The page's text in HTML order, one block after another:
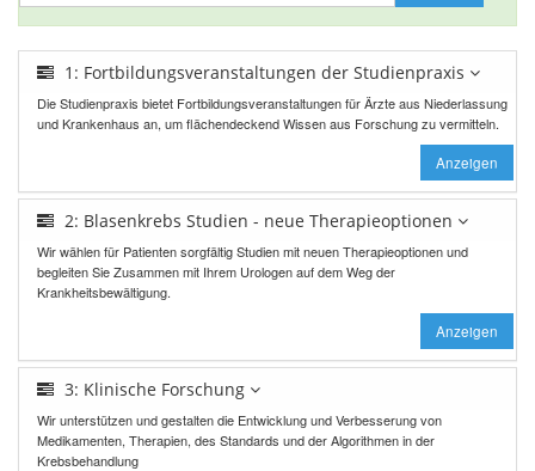
1: Fortbildungsveranstaltungen der Studienpraxis
Die Studienpraxis bietet Fortbildungsveranstaltungen für Ärzte aus Niederlassung
und Krankenhaus an, um flächendeckend Wissen aus Forschung zu vermitteln.
Anzeigen
2: Blasenkrebs Studien - neue Therapieoptionen
Wir wählen für Patienten sorgfältig Studien mit neuen Therapieoptionen und
begleiten Sie Zusammen mit Ihrem Urologen auf dem Weg der
Krankheitsbewältigung.
Anzeigen
3: Klinische Forschung
Wir unterstützen und gestalten die Entwicklung und Verbesserung von
Medikamenten, Therapien, des Standards und der Algorithmen in der
Krebsbehandlung